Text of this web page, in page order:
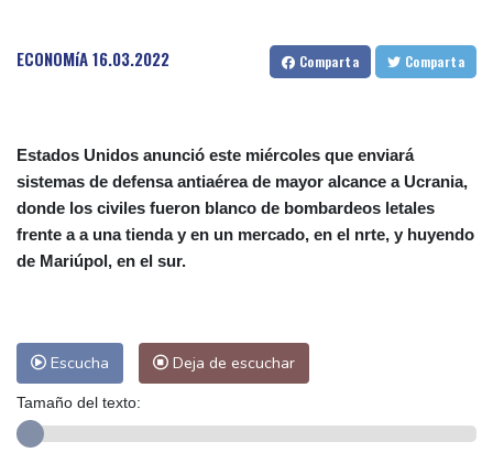
rescatar a los muertos
ECONOMíA16.03.2022 Comparta Comparta
Estados Unidos anunció este miércoles que enviará
sistemas de defensa antiaérea de mayor alcance a Ucrania,
donde los civiles fueron blanco de bombardeos letales
frente a a una tienda y en un mercado, en el nrte, y huyendo
de Mariúpol, en el sur.
Escucha Deja de escuchar
Tamaño del texto: